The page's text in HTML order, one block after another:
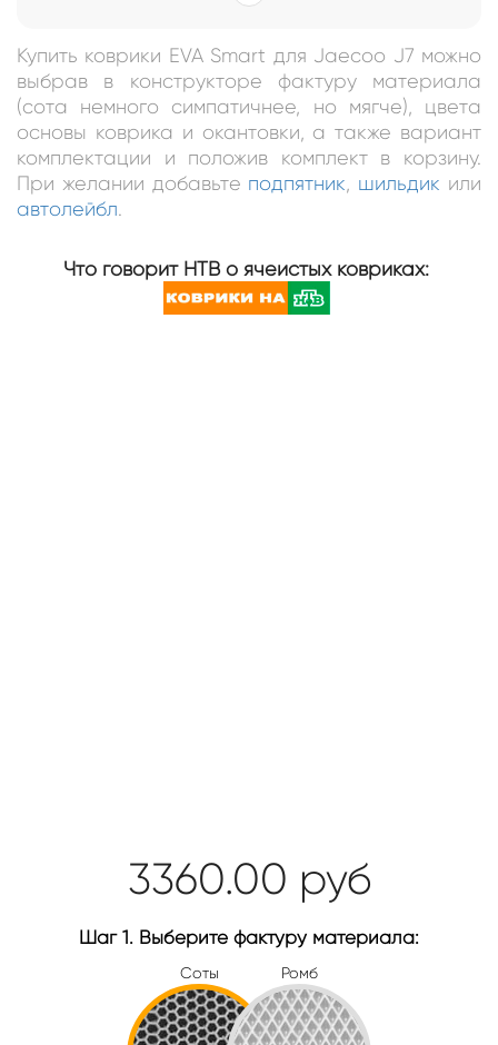
Купить коврики EVA Smart для Jaecoo J7 можно
выбрав в конструкторе фактуру материала
(сота немного симпатичнее, но мягче), цвета
основы коврика и окантовки, а также вариант
комплектации и положив комплект в корзину.
При желании добавьте подпятник, шильдик или
автолейбл.
Что говорит НТВ о ячеистых ковриках:
3360.00 руб
Шаг 1. Выберите фактуру материала:
Соты Ромб